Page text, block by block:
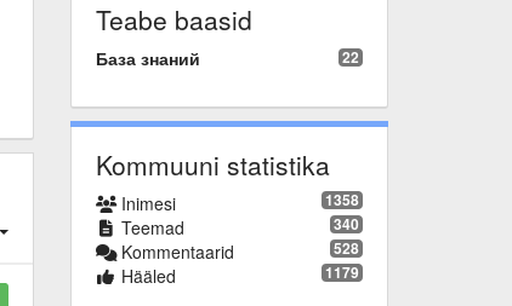
Teabe baasid
22
База знаний
Kommuuni statistika
1358
Inimesi
340
Teemad
528
Kommentaarid
1179
Hääled